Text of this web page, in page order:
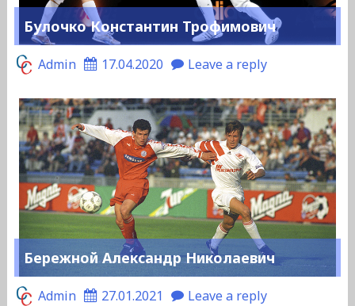
Булочко Константин Трофимович
Admin 17.04.2020 Leave a reply
Бережной Александр Николаевич
Admin 27.01.2021 Leave a reply